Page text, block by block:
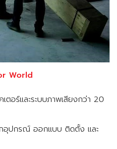
World
ตอร์และระบบภาพเสียงกว่า 20
กอุปกรณ์ ออกแบบ ติดตั้ง และ